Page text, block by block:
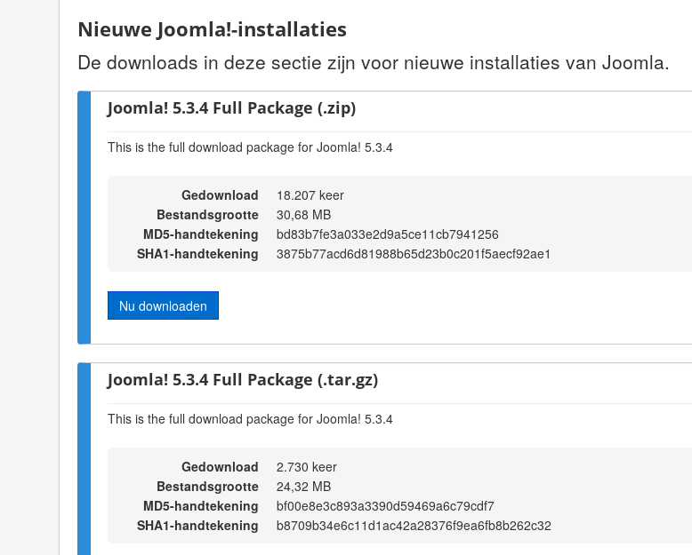
Nieuwe Joomla!-installaties
De downloads in deze sectie zijn voor nieuwe installaties van Joomla.
Joomla! 5.3.4 Full Package (.zip)
This is the full download package for Joomla! 5.3.4
Gedownload
18.207 keer
Bestandsgrootte
30,68 MB
MD5-handtekening
bd83b7fe3a033e2d9a5ce11cb7941256
SHA1-handtekening
3875b77acd6d81988b65d23b0c201f5aecf92ae1
Nu downloaden
Joomla! 5.3.4 Full Package (.tar.gz)
This is the full download package for Joomla! 5.3.4
Gedownload
2.730 keer
Bestandsgrootte
24,32 MB
MD5-handtekening
bf00e8e3c893a3390d59469a6c79cdf7
SHA1-handtekening
b8709b34e6c11d1ac42a28376f9ea6fb8b262c32